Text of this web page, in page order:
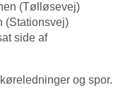
(Tølløsevej)
(Stationsvej)
side af
og spor.